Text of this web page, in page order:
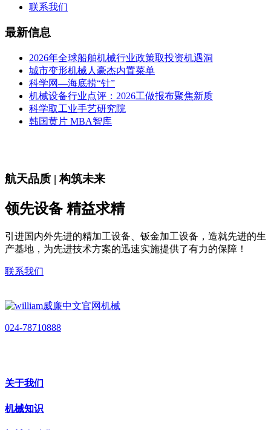
联系我们
最新信息
2026年全球船舶机械行业政策取投资机遇洞
城市变形机械人豪杰内置菜单
科学网—海底捞“针”
机械设备行业点评：2026工做报布聚焦新质
科学取工业手艺研究院
韩国黄片 MBA智库
航天品质 | 构筑未来
领先设备 精益求精
引进国内外先进的精加工设备、钣金加工设备，造就先进的生
产基地，为先进技术方案的迅速实施提供了有力的保障！
联系我们
024-78710888
关于我们
机械知识